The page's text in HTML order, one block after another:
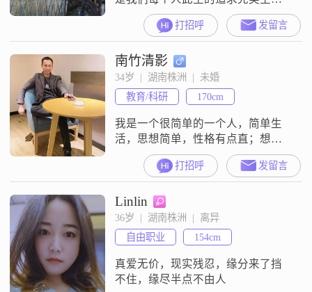
生活的一部分
打招呼 发留言
南竹清影
34岁  |  湖南株洲  |  未婚
教育/科研
170cm
我是一个很简单的一个人，简单生
活，思想简单，性格有点直；想找
一个温柔善良孝顺的女孩子！
打招呼 发留言
Linlin
36岁  |  湖南株洲  |  离异
自由职业
154cm
真爱无价，现实残忍，缘分来了挡
不住，缘尽半点不由人